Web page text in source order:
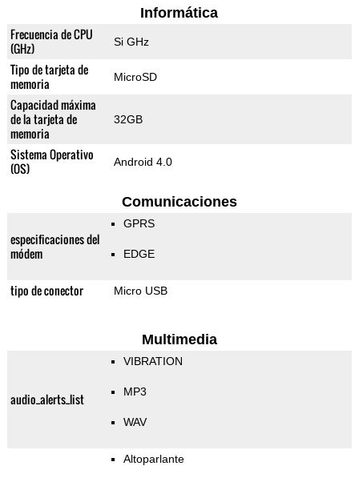
Informática
Frecuencia de CPU
(GHz)
Si GHz
Tipo de tarjeta de
memoria
MicroSD
Capacidad máxima
de la tarjeta de
memoria
32GB
Sistema Operativo
(OS)
Android 4.0
Comunicaciones
especificaciones del
módem
GPRS
EDGE
tipo de conector Micro USB
Multimedia
audio_alerts_list
VIBRATION
MP3
WAV
Altoparlante